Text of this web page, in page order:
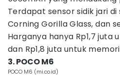
Terdapat sensor sidik jari di
Corning Gorilla Glass, dan
Harganya hanya Rp1,7 juta
dan Rp1,8 juta untuk
3. POCO M6
POCO M6 (mi.co.id)